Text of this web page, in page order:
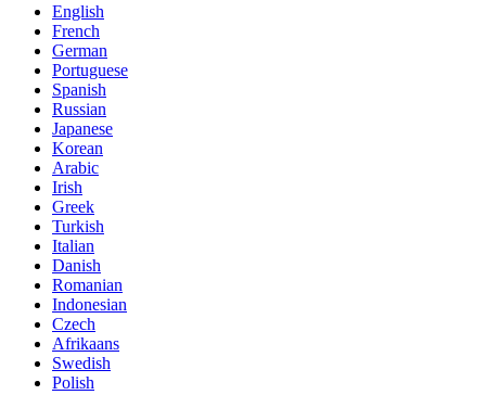
English
French
German
Portuguese
Spanish
Russian
Japanese
Korean
Arabic
Irish
Greek
Turkish
Italian
Danish
Romanian
Indonesian
Czech
Afrikaans
Swedish
Polish